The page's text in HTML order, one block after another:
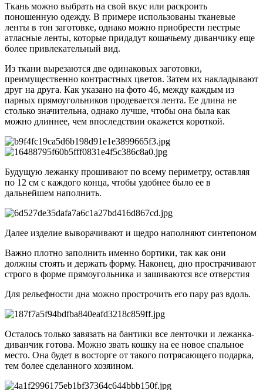
Ткань можно выбрать на свой вкус или раскроить
поношенную одежду. В примере использованы тканевые
ленты в тон заготовке, однако можно приобрести пестрые
атласные ленты, которые придадут кошачьему диванчику еще
более привлекательный вид.
Из ткани вырезаются две одинаковых заготовки,
преимущественно контрастных цветов. Затем их накладывают
друг на друга. Как указано на фото 46, между каждым из
парных прямоугольников продевается лента. Ее длина не
столько значительна, однако лучше, чтобы она была как
можно длиннее, чем впоследствии окажется короткой.
Будущую лежанку прошивают по всему периметру, оставляя
по 12 см с каждого конца, чтобы удобнее было ее в
дальнейшем наполнить.
Далее изделие выворачивают и щедро наполняют синтепоном
Важно плотно заполнить именно бортики, так как они
должны стоять и держать форму. Наконец, дно прострачивают
строго в форме прямоугольника и зашиваются все отверстия
Для рельефности дна можно прострочить его пару раз вдоль.
Осталось только завязать на бантики все ленточки и лежанка-
диванчик готова. Можно звать кошку на ее новое спальное
место. Она будет в восторге от такого потрясающего подарка,
тем более сделанного хозяином.